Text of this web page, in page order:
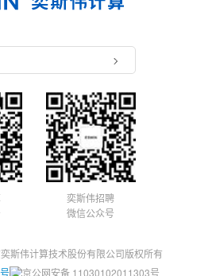
奕斯伟招聘
微信公众号
斯伟计算技术股份有限公司版权所有
京公网安备 11030102011303号